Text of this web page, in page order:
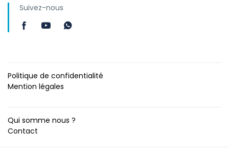
Suivez-nous
Politique de confidentialité
Mention légales
Qui somme nous ?
Contact